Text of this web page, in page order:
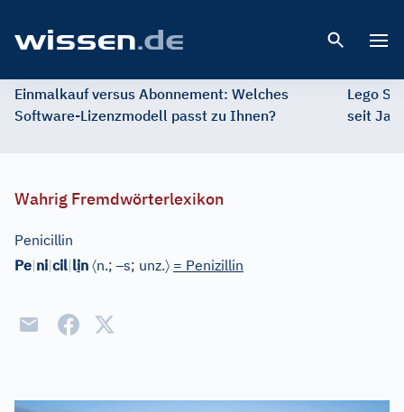
Einmalkauf versus Abonnement: Welches
Software-Lizenzmodell passt zu Ihnen?
Lego
seit
Wahrig Fremdwörterlexikon
Penicillin
Pe|ni|cil|lin 〈n.;–s; unz.〉 = Penizillin